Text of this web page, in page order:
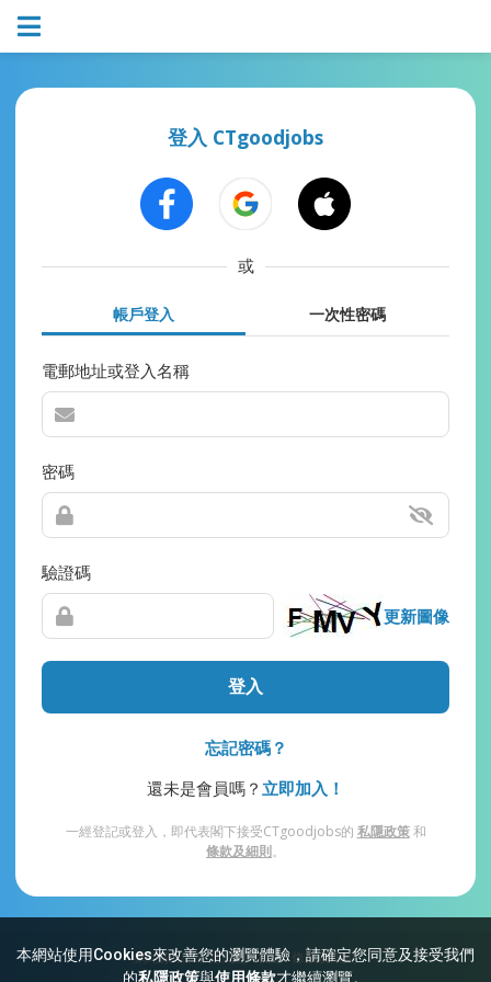
本網站使用Cookies來改善您的瀏覽體驗，請確定您同意及接受我們
的私隱政策與使用條款才繼續瀏覽。
登入 CTgoodjobs
或
帳戶登入 一次性密碼
電郵地址或登入名稱
密碼
驗證碼
更新圖像
登入
忘記密碼？
還未是會員嗎？ 立即加入！
一經登記或登入，即代表閣下接受CTgoodjobs的 私隱政策和
條款及細則。
網站索引 常見問題 私隱 條款及細則